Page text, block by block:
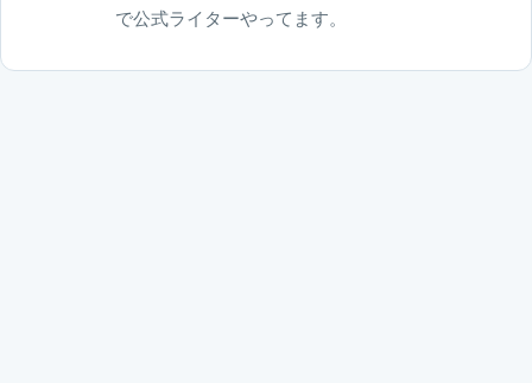
で公式ライターやってます。